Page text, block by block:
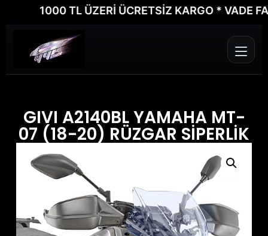
1000 TL ÜZERİ ÜCRETSİZ KARGO * VADE
GIVI A2140BL YAMAHA MT-
07 (18-20) RÜZGAR SİPERLİK